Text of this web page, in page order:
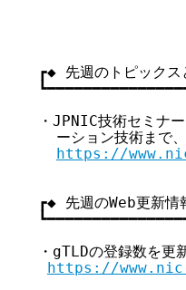
┏◆ 先週のトピック
・JPNIC技術セミナ
ーション技術まで
https://
┏◆ 先週のWeb更新
・gTLDの登録数を
https://